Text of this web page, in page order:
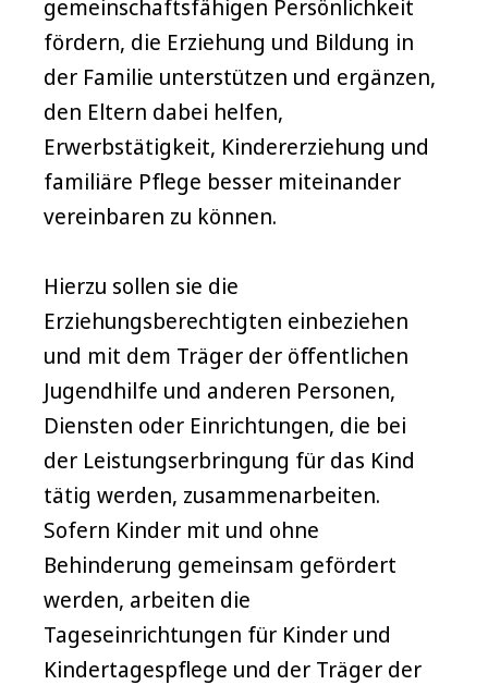
gemeinschaftsfähigen Persönlichkeit
fördern, die Erziehung und Bildung in
der Familie unterstützen und ergänzen,
den Eltern dabei helfen,
Erwerbstätigkeit, Kindererziehung und
familiäre Pflege besser miteinander
vereinbaren zu können.
Hierzu sollen sie die
Erziehungsberechtigten einbeziehen
und mit dem Träger der öffentlichen
Jugendhilfe und anderen Personen,
Diensten oder Einrichtungen, die bei
der Leistungserbringung für das Kind
tätig werden, zusammenarbeiten.
Sofern Kinder mit und ohne
Behinderung gemeinsam gefördert
werden, arbeiten die
Tageseinrichtungen für Kinder und
Kindertagespflege und der Träger der